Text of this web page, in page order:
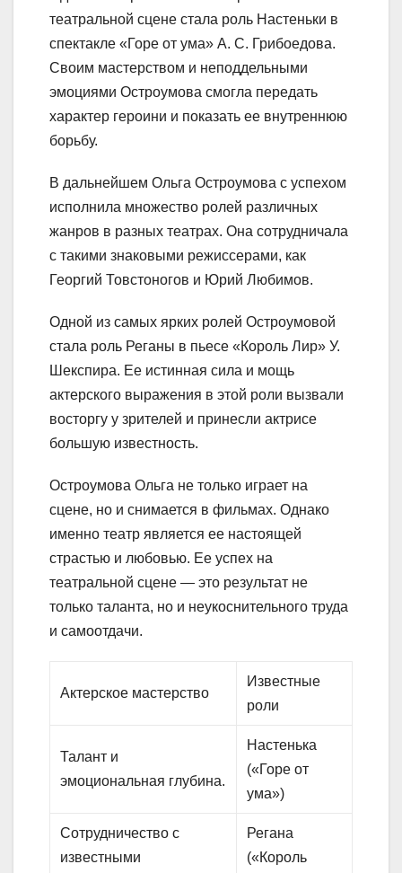
театральной сцене стала роль Настеньки в
спектакле «Горе от ума» А. С. Грибоедова.
Своим мастерством и неподдельными
эмоциями Остроумова смогла передать
характер героини и показать ее внутреннюю
борьбу.
В дальнейшем Ольга Остроумова с успехом
исполнила множество ролей различных
жанров в разных театрах. Она сотрудничала
с такими знаковыми режиссерами, как
Георгий Товстоногов и Юрий Любимов.
Одной из самых ярких ролей Остроумовой
стала роль Реганы в пьесе «Король Лир» У.
Шекспира. Ее истинная сила и мощь
актерского выражения в этой роли вызвали
восторгу у зрителей и принесли актрисе
большую известность.
Остроумова Ольга не только играет на
сцене, но и снимается в фильмах. Однако
именно театр является ее настоящей
страстью и любовью. Ее успех на
театральной сцене — это результат не
только таланта, но и неукоснительного труда
и самоотдачи.
Актерское мастерство
Известные
роли
Талант и
эмоциональная глубина.
Настенька
(«Горе от
ума»)
Сотрудничество с
известными
Регана
(«Король